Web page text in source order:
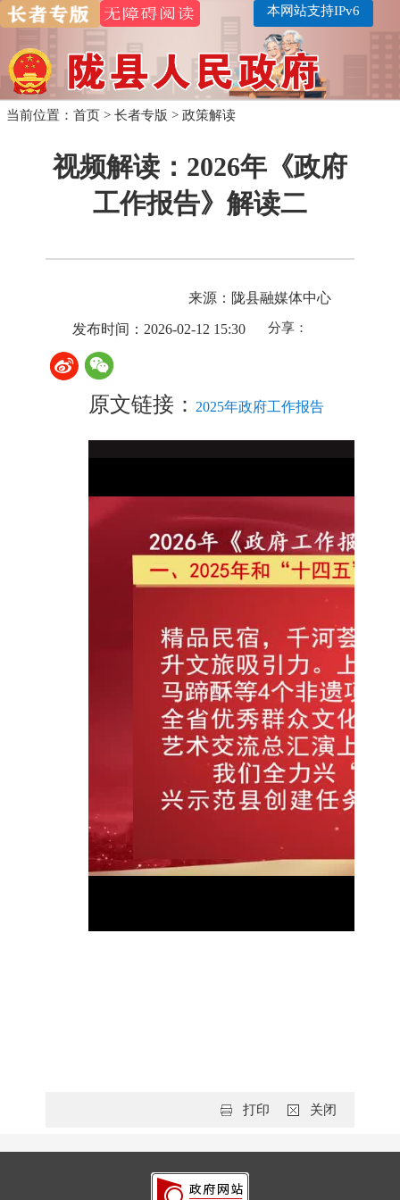
本网站支持IPv6
当前位置：首页 >长者专版 >政策解读
视频解读：2026年《政府
工作报告》解读二
来源：陇县融媒体中心
发布时间：2026-02-12 15:30 分享：
原文链接： 2025年政府工作报告
关闭
打印